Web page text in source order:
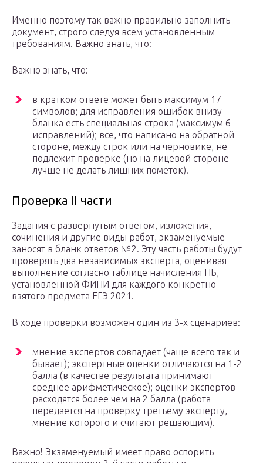
Именно поэтому так важно правильно заполнить
документ, строго следуя всем установленным
требованиям. Важно знать, что:
Важно знать, что:
в кратком ответе может быть максимум 17
символов; для исправления ошибок внизу
бланка есть специальная строка (максимум 6
исправлений); все, что написано на обратной
стороне, между строк или на черновике, не
подлежит проверке (но на лицевой стороне
лучше не делать лишних пометок).
Проверка ІІ части
Задания с развернутым ответом, изложения,
сочинения и другие виды работ, экзаменуемые
заносят в бланк ответов №2. Эту часть работы будут
проверять два независимых эксперта, оценивая
выполнение согласно таблице начисления ПБ,
установленной ФИПИ для каждого конкретно
взятого предмета ЕГЭ 2021.
В ходе проверки возможен один из 3-х сценариев:
мнение экспертов совпадает (чаще всего так и
бывает); экспертные оценки отличаются на 1-2
балла (в качестве результата принимают
среднее арифметическое); оценки экспертов
расходятся более чем на 2 балла (работа
передается на проверку третьему эксперту,
мнение которого и считают решающим).
Важно! Экзаменуемый имеет право оспорить